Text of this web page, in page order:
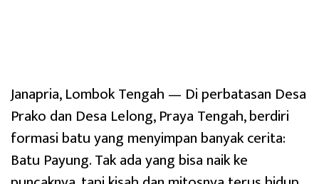
Janapria, Lombok Tengah — Di perbatasan Desa
Prako dan Desa Lelong, Praya Tengah, berdiri
formasi batu yang menyimpan banyak cerita:
Batu Payung. Tak ada yang bisa naik ke